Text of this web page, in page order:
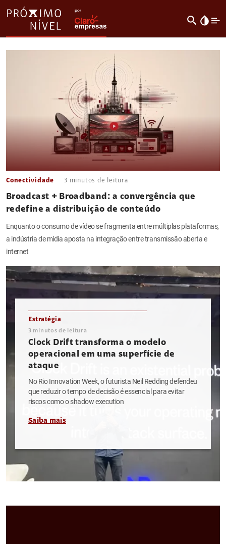
search invert_colors
Conectividade 3 minutos de leitura
Broadcast + Broadband: a convergência que
redefine a distribuição de conteúdo
Enquanto o consumo de vídeo se fragmenta entre múltiplas plataformas,
a indústria de mídia aposta na integração entre transmissão aberta e
internet
Estratégia
3 minutos de leitura
Clock Drift transforma o modelo
operacional em uma superfície de
ataque
No Rio Innovation Week, o futurista Neil Redding defendeu
que reduzir o tempo de decisão é essencial para evitar
riscos como o shadow execution
Saiba mais